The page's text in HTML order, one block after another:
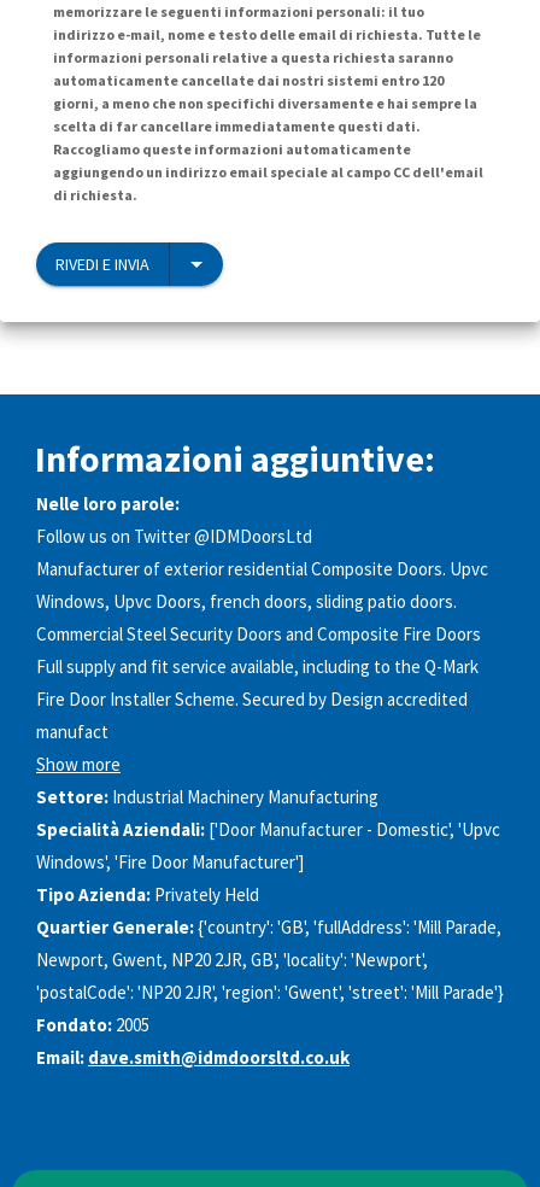
memorizzare le seguenti informazioni personali: il tuo
indirizzo e-mail, nome e testo delle email di richiesta. Tutte le
informazioni personali relative a questa richiesta saranno
automaticamente cancellate dai nostri sistemi entro 120
giorni, a meno che non specifichi diversamente e hai sempre la
scelta di far cancellare immediatamente questi dati.
Raccogliamo queste informazioni automaticamente
aggiungendo un indirizzo email speciale al campo CC dell'email
di richiesta.
RIVEDI E INVIA
Informazioni aggiuntive:
Nelle loro parole:
Follow us on Twitter @IDMDoorsLtd
Manufacturer of exterior residential Composite Doors. Upvc
Windows, Upvc Doors, french doors, sliding patio doors.
Commercial Steel Security Doors and Composite Fire Doors
Full supply and fit service available, including to the Q-Mark
Fire Door Installer Scheme. Secured by Design accredited
manufact
Show more
Settore: Industrial Machinery Manufacturing
Specialità Aziendali: ['Door Manufacturer - Domestic', 'Upvc
Windows', 'Fire Door Manufacturer']
Tipo Azienda: Privately Held
Quartier Generale:{'country': 'GB', 'fullAddress': 'Mill Parade,
Newport, Gwent, NP20 2JR, GB', 'locality': 'Newport',
'postalCode': 'NP20 2JR', 'region': 'Gwent', 'street': 'Mill Parade'}
Fondato: 2005
Email: dave.smith@idmdoorsltd.co.uk